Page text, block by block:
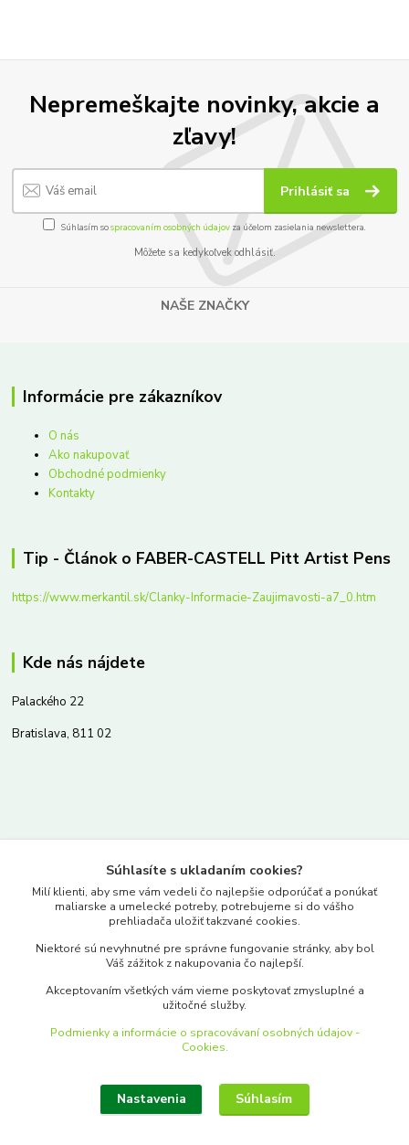
Nepremeškajte novinky, akcie a
zľavy!
Prihlásiť sa
Súhlasím sospracovaním osobných údajov za účelom zasielania newslettera.
Môžete sa kedykoľvek odhlásiť.
NAŠE ZNAČKY
Informácie pre zákazníkov
O nás
Ako nakupovať
Obchodné podmienky
Kontakty
Tip - Článok o FABER-CASTELL Pitt Artist Pens
https://www.merkantil.sk/Clanky-Informacie-Zaujimavosti-a7_0.htm
Kde nás nájdete
Palackého 22
Bratislava, 811 02
www.merkantil.sk
Pondelok-Piatok: 9.00-17.00hod.
objednavky@merkantil-obchod.sk
Upraviť zber cookies.
Súhlasíte s ukladaním cookies?
Milí klienti, aby sme vám vedeli čo najlepšie odporúčať a ponúkať
maliarske a umelecké potreby, potrebujeme si do vášho
prehliadača uložiť takzvané cookies.
Niektoré sú nevyhnutné pre správne fungovanie stránky, aby bol
Váš zážitok z nakupovania čo najlepší.
Akceptovaním všetkých vám vieme poskytovať zmysluplné a
užitočné služby.
Podmienky a informácie o spracovávaní osobných údajov -
Cookies.
Nastavenia Súhlasím